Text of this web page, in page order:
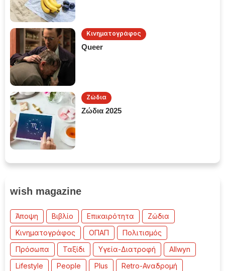
Κινηματογράφος
Queer
Ζώδια
Ζώδια 2025
wish magazine
Άποψη Βιβλίο Επικαιρότητα
Ζώδια
Κινηματογράφος
ΟΠΑΠ
Πολιτισμός
Πρόσωπα
Ταξίδι Υγεία-Διατροφή
Allwyn
Lifestyle
People Plus
Retro-Αναδρομή